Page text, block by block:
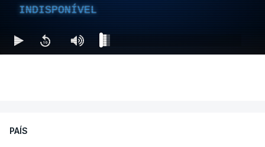
INDISPONÍVEL
PAÍS